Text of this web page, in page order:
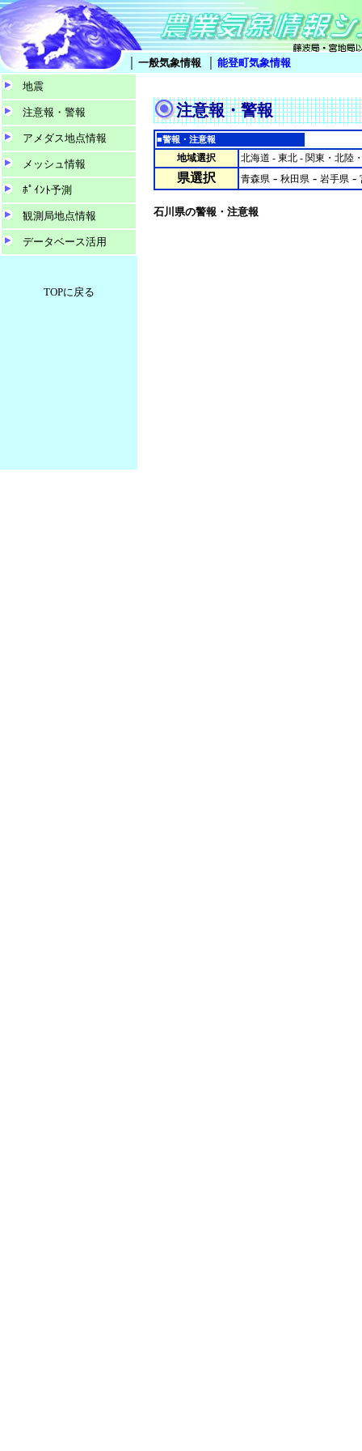
地震
注意報・警報
アメダス地点情報
メッシュ情報
ﾎﾟｲﾝﾄ予測
観測局地点情報
データベース活用
TOPに戻る
一般気象情報 能登町気象情報
■警報・注意報
地域選択 北海道 - 東北 - 関東・北陸
県選択 青森県 - 秋田県 - 岩手県 -
石川県の警報・注意報
注意報・警報